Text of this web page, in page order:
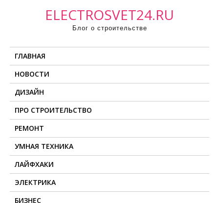
ELECTROSVET24.RU
Блог о строительстве
ГЛАВНАЯ
НОВОСТИ
ДИЗАЙН
ПРО СТРОИТЕЛЬСТВО
РЕМОНТ
УМНАЯ ТЕХНИКА
ЛАЙФХАКИ
ЭЛЕКТРИКА
БИЗНЕС